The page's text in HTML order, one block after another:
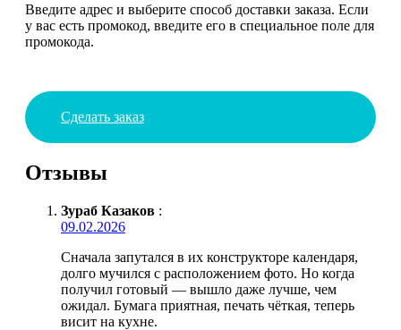
Введите адрес и выберите способ доставки заказа. Если
у вас есть промокод, введите его в специальное поле для
промокода.
Сделать заказ
Отзывы
Зураб Казаков :
09.02.2026
Сначала запутался в их конструкторе календаря,
долго мучился с расположением фото. Но когда
получил готовый — вышло даже лучше, чем
ожидал. Бумага приятная, печать чёткая, теперь
висит на кухне.